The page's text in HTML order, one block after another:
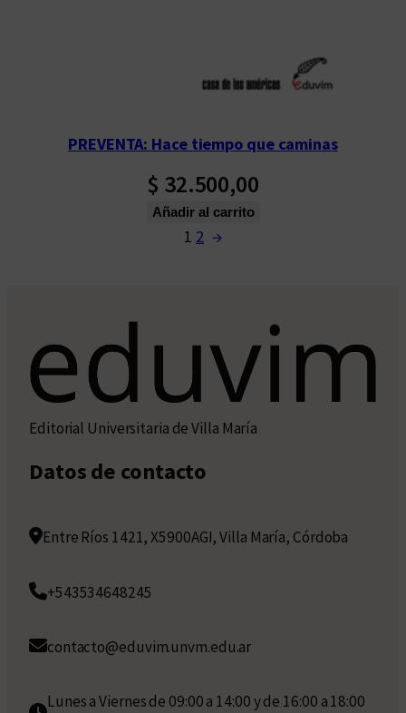
PREVENTA: Hace tiempo que caminas
$ 32.500,00
Añadir al carrito
1 2 →
Editorial Universitaria de Villa María
Datos de contacto
Entre Ríos 1421, X5900AGI, Villa María, Córdoba
+543534648245
contacto@eduvim.unvm.edu.ar
Lunes a Viernes de 09:00 a 14:00 y de 16:00 a 18:00